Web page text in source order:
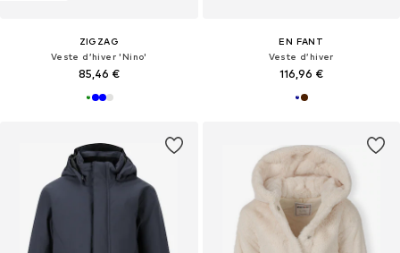
ZIGZAG
Veste d’hiver 'Nino'
85,46 €
EN FANT
Veste d’hiver
116,96 €